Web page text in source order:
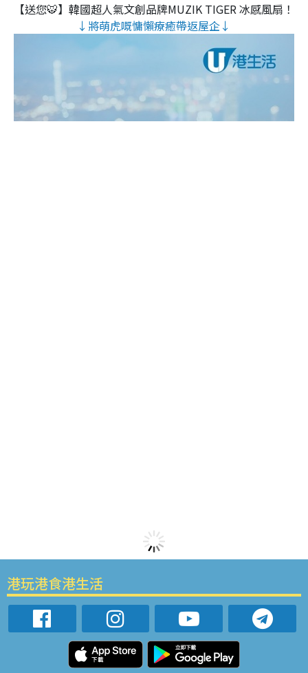
【送您🐯】韓國超人氣文創品牌MUZIK TIGER 冰感風扇！
↓將萌虎嘅慵懶療癒帶返屋企↓
港玩港食港生活